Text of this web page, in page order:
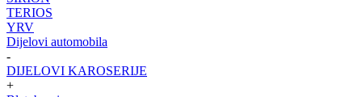
TERIOS
YRV
Dijelovi automobila
-
DIJELOVI KAROSERIJE
+